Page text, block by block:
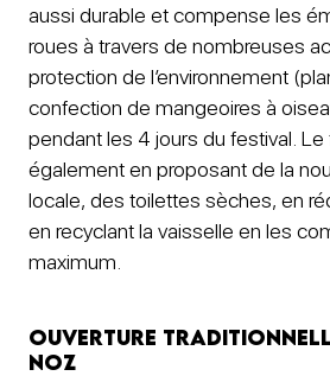
aussi durable et compense les
roues à travers de nombreuses
protection de l’environnement
confection de mangeoires à
pendant les 4 jours du festival. Le
également en proposant de la
locale, des toilettes sèches, en
en recyclant la vaisselle en les
maximum.
Ouverture
noz